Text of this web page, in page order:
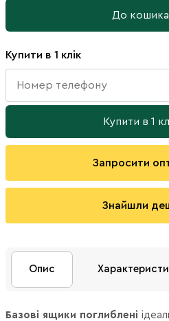
До кошика
Купити в 1 клік
Купити в 1
Запросити
Знайшли
Опис
Базові ящики поглиблені